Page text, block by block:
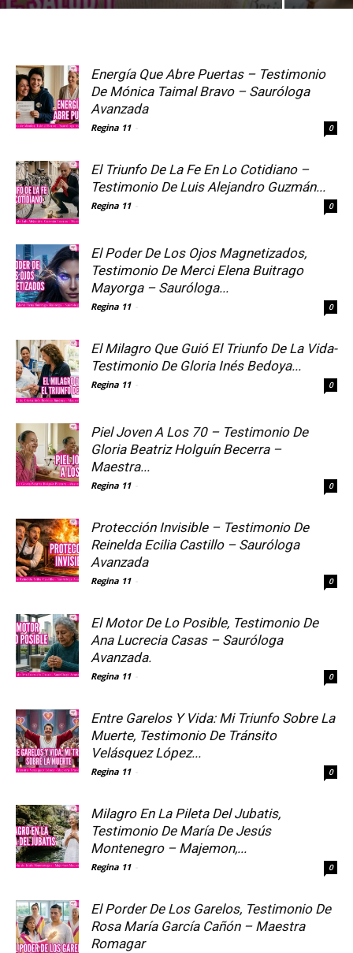
Energía Que Abre Puertas – Testimonio
De Mónica Taimal Bravo – Sauróloga
Avanzada
Regina 11 0
El Triunfo De La Fe En Lo Cotidiano –
Testimonio De Luis Alejandro Guzmán...
Regina 11 0
El Poder De Los Ojos Magnetizados,
Testimonio De Merci Elena Buitrago
Mayorga – Sauróloga...
Regina 11 0
El Milagro Que Guió El Triunfo De La Vida-
Testimonio De Gloria Inés Bedoya...
Regina 11 0
Piel Joven A Los 70 – Testimonio De
Gloria Beatriz Holguín Becerra –
Maestra...
Regina 11 0
Protección Invisible – Testimonio De
Reinelda Ecilia Castillo – Sauróloga
Avanzada
Regina 11 0
El Motor De Lo Posible, Testimonio De
Ana Lucrecia Casas – Sauróloga
Avanzada.
Regina 11 0
Entre Garelos Y Vida: Mi Triunfo Sobre La
Muerte, Testimonio De Tránsito
Velásquez López...
Regina 11 0
Milagro En La Pileta Del Jubatis,
Testimonio De María De Jesús
Montenegro – Majemon,...
Regina 11 0
El Porder De Los Garelos, Testimonio De
Rosa María García Cañón – Maestra
Romagar